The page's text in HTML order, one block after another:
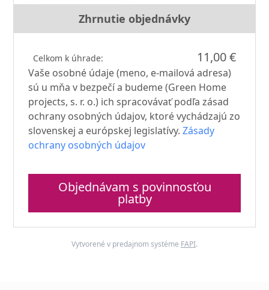
Zhrnutie objednávky
Celkom k úhrade: 11,00 €
Vaše osobné údaje (meno, e-mailová adresa)
sú u mňa v bezpečí a budeme (Green Home
projects, s. r. o.) ich spracovávať podľa zásad
ochrany osobných údajov, ktoré vychádzajú zo
slovenskej a európskej legislatívy.Zásady
ochrany osobných údajov
Objednávam s povinnosťou
platby
Vytvorené v predajnom systéme FAPI.